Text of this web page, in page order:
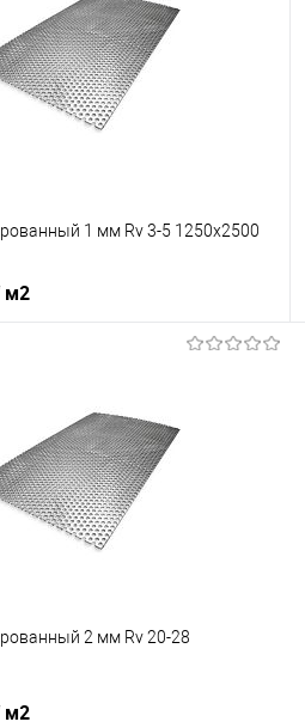
Сравнение
Под заказ
1 мм Rv 3-5 1250х2500
м2
Сравнение
Под заказ
2 мм Rv 20-28
м2